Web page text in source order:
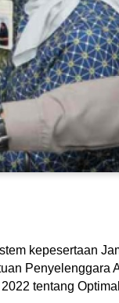
kepesertaan
Penyelenggara
tentang